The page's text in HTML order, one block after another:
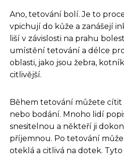
Ano, tetování bolí. Je to
vpichují do kůže a zanášejí
liší v závislosti na prahu
umístění tetování a délce
oblasti, jako jsou žebra,
citlivější.
Během tetování můžete cítit
nebo bodání. Mnoho lidí
snesitelnou a někteří ji
příjemnou. Po tetování
oteklá a citlivá na dotek.